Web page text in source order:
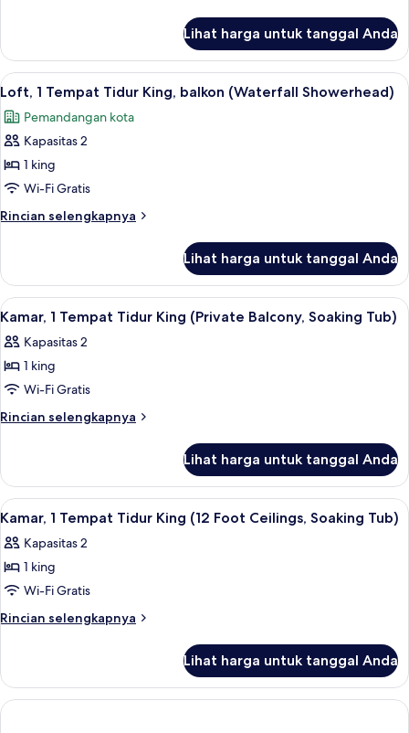
(Views
of
Downtown
and
Valley)
Kamar,
Tempat
King,
sudut
of
Downtown
Valley)
Lihat harga untuk tanggal Anda
Lihat
semua
foto
untuk
Loft,
1
Tempat
Tidur
balkon
(Waterfall
Showerhead)
Seprai katun Mesir, seprai premium,
3
Loft, 1 Tempat Tidur King, balkon (Waterfall Showerhead)
Pemandangan kota
Kapasitas 2
1 king
Wi-Fi Gratis
Rincian selengkapnya
Rincian
Loft,
Tempat
King,
balkon
Showerhead)
Lihat harga untuk tanggal Anda
Lihat
semua
foto
untuk
Kamar,
1
King
(Private
Balcony,
Soaking
Tub)
Seprai katun Mesir, seprai premium,
3
Kamar, 1 Tempat Tidur King (Private Balcony, Soaking Tub)
Kapasitas 2
1 king
Wi-Fi Gratis
Rincian selengkapnya
Rincian
Kamar,
Tempat
King
(Private
Soaking
Tub)
Lihat harga untuk tanggal Anda
Lihat
semua
foto
untuk
Kamar,
1
King
(12
Foot
Kamar, 1 Tempat Tidur King (12
2
Kamar, 1 Tempat Tidur King (12 Foot Ceilings, Soaking Tub)
Kapasitas 2
1 king
Wi-Fi Gratis
Rincian selengkapnya
Rincian
Kamar,
Tempat
Lihat harga untuk tanggal Anda